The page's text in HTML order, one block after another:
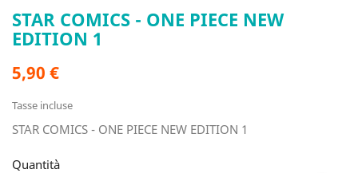
STAR COMICS - ONE PIECE NEW
EDITION 1
5,90 €
Tasse incluse
STAR COMICS - ONE PIECE NEW EDITION 1
Quantità